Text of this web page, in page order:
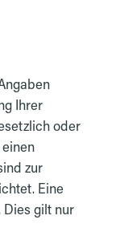
Ihrer
oder
zur
Eine
Dies gilt nur